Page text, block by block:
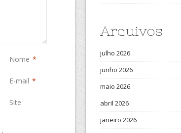
Nome *
E-mail *
Site
Arquivos
julho 2026
junho 2026
maio 2026
abril 2026
janeiro 2026